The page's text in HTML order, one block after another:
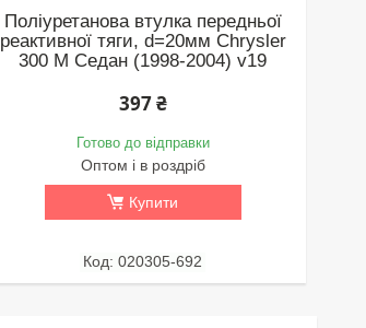
Поліуретанова втулка передньої
реактивної тяги, d=20мм Chrysler
300 M Седан (1998-2004) v19
397 ₴
Готово до відправки
Оптом і в роздріб
Купити
020305-692